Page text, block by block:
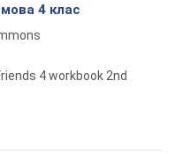
4 клас
4 workbook 2nd